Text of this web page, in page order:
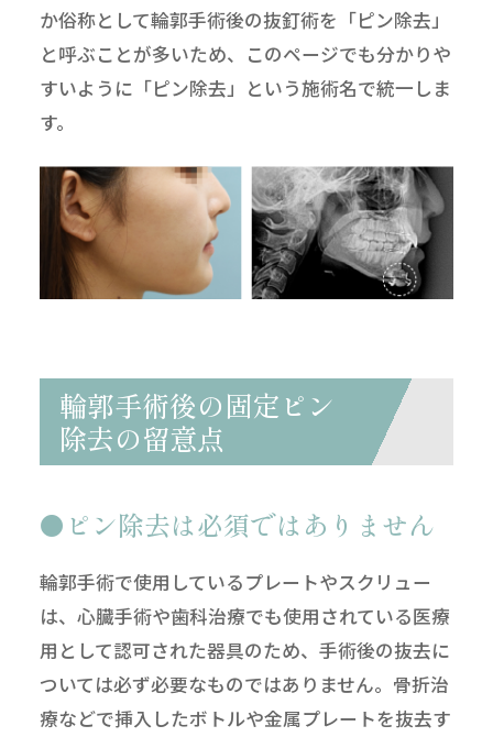
か俗称として輪郭手術後の抜釘術を「ピン除去」
と呼ぶことが多いため、このページでも分かりや
すいように「ピン除去」という施術名で統一しま
す。
輪郭手術後の固定ピン
除去の留意点
ピン除去は必須ではありません
輪郭手術で使用しているプレートやスクリュー
は、心臓手術や歯科治療でも使用されている医療
用として認可された器具のため、手術後の抜去に
ついては必ず必要なものではありません。骨折治
療などで挿入したボトルや金属プレートを抜去す